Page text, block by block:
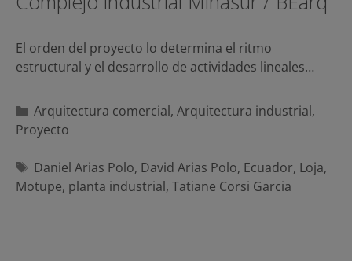
El orden del proyecto lo determina el ritmo
estructural y el desarrollo de actividades lineales…
Categorías
Arquitectura comercial, Arquitectura industrial,
Proyecto
Etiquetas
Daniel Arias Polo, David Arias Polo, Ecuador, Loja,
Motupe, planta industrial, Tatiane Corsi Garcia